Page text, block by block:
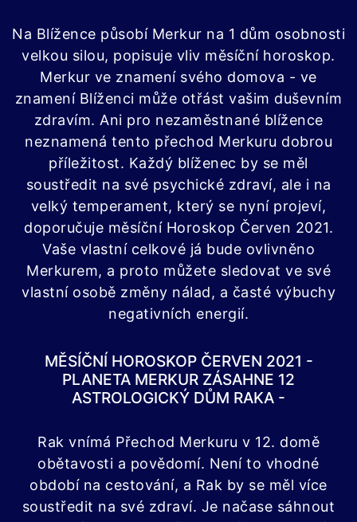
Na Blížence působí Merkur na 1 dům osobnosti
velkou silou, popisuje vliv měsíční horoskop.
Merkur ve znamení svého domova - ve
znamení Blíženci může otřást vašim duševním
zdravím. Ani pro nezaměstnané blížence
neznamená tento přechod Merkuru dobrou
příležitost. Každý blíženec by se měl
soustředit na své psychické zdraví, ale i na
velký temperament, který se nyní projeví,
doporučuje měsíční Horoskop Červen 2021.
Vaše vlastní celkové já bude ovlivněno
Merkurem, a proto můžete sledovat ve své
vlastní osobě změny nálad, a časté výbuchy
negativních energií.
MĚSÍČNÍ HOROSKOP ČERVEN 2021 -
PLANETA MERKUR ZÁSAHNE 12
ASTROLOGICKÝ DŮM RAKA -
Rak vnímá Přechod Merkuru v 12. domě
obětavosti a povědomí. Není to vhodné
období na cestování, a Rak by se měl více
soustředit na své zdraví. Je načase sáhnout